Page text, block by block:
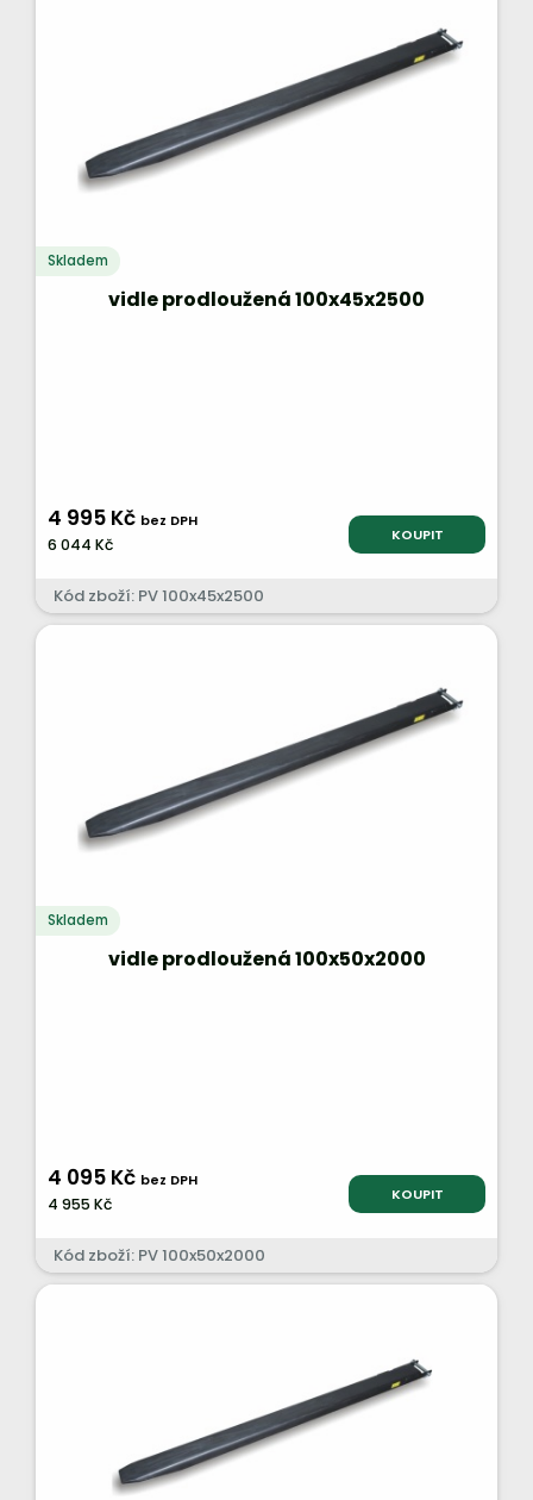
Skladem
vidle prodloužená 100x45x2500
4 995 Kč bez DPH
6 044 Kč KOUPIT
Kód zboží: PV 100x45x2500
Skladem
vidle prodloužená 100x50x2000
4 095 Kč bez DPH
4 955 Kč KOUPIT
Kód zboží: PV 100x50x2000